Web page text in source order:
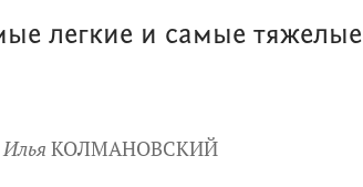
легкие и самые тяжелые
Илья КОЛМАНОВСКИЙ